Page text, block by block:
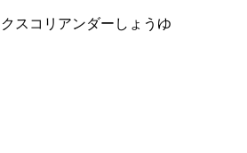
ス コリアンダー しょうゆ